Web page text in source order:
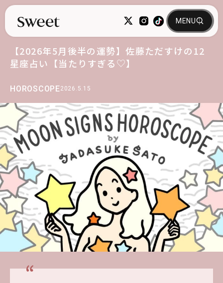
HOROSCOPE2026.5.15
【2026年5月後半の運勢】佐藤ただすけの12
星座占い【当たりすぎる♡】